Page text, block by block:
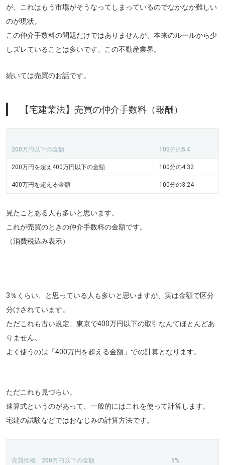
が、これはもう市場がそうなってしまっているのでなかなか難しい
のが現状。
この仲介手数料の問題だけではありませんが、本来のルールから少
しズレていることは多いです、この不動産業界。
続いては売買のお話です。
【宅建業法】売買の仲介手数料（報酬）
200万円以下の金額 100分の5.4
200万円を超え400万円以下の金額 100分の4.32
400万円を超える金額 100分の3.24
見たことある人も多いと思います。
これが売買のときの仲介手数料の金額です。
（消費税込み表示）
3％くらい、と思っている人も多いと思いますが、実は金額で区分
分けされています。
ただこれも古い規定、東京で400万円以下の取引なんてほとんどあ
りません。
よく使うのは「400万円を超える金額」での計算となります。
ただこれも見づらい。
速算式というのがあって、一般的にはこれを使って計算します。
宅建の試験などではおなじみの計算方法です。
売買価格 200万円以下の金額 5%